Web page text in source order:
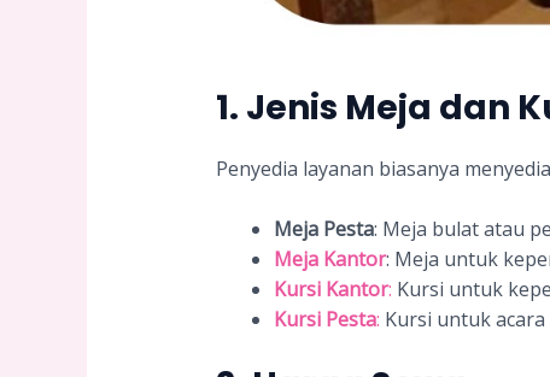
1. Jenis Meja dan
Penyedia layanan biasanya
Meja Pesta: Meja bulat atau
Meja Kantor: Meja untuk
Kursi Kantor: Kursi untuk
Kursi Pesta: Kursi untuk